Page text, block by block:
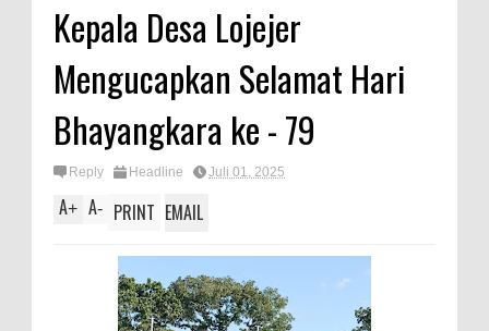
Kepala Desa Lojejer
Mengucapkan Selamat Hari
Bhayangkara ke - 79
Reply Headline Juli 01, 2025
A+ A- PRINT EMAIL